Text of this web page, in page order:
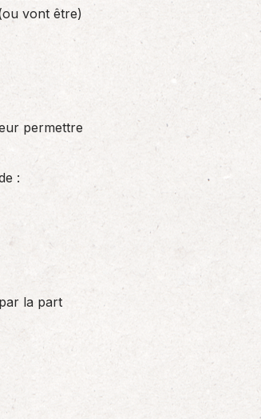
informatiques
volonté de renforcer l’autonomie
adhérents dans la tenue de leur
vont être)
permettre
:
la part